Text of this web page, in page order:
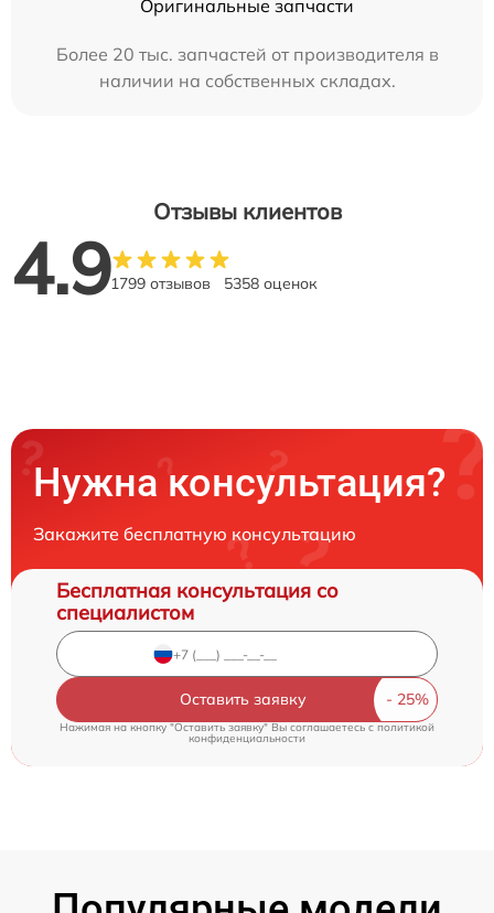
Оригинальные запчасти
Более 20 тыс. запчастей от производителя в
наличии на собственных складах.
Отзывы клиентов
4.91799 отзывов 5358 оценок
Нужна консультация?
Закажите бесплатную консультацию
Бесплатная консультация со
специалистом
Оставить заявку
Нажимая на кнопку "Оставить заявку" Вы соглашаетесь c политикой
конфиденциальности